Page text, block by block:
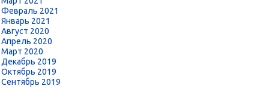
Февраль 2021
Январь 2021
Август 2020
Апрель 2020
Март 2020
Декабрь 2019
Октябрь 2019
Сентябрь 2019